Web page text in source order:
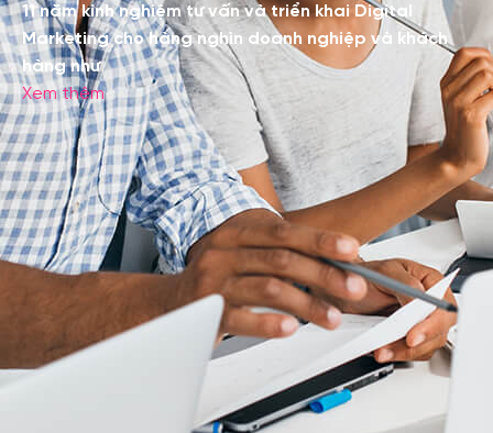
11 năm kinh nghiệm tư vấn và triển khai Digital
Marketing cho hàng nghìn doanh nghiệp và khách
hàng như
Xem thêm